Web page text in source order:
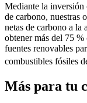
Mediante la inversión
de carbono, nuestras
netas de carbono a la
obtener más del 75
fuentes renovables
combustibles fósiles
Más para tu